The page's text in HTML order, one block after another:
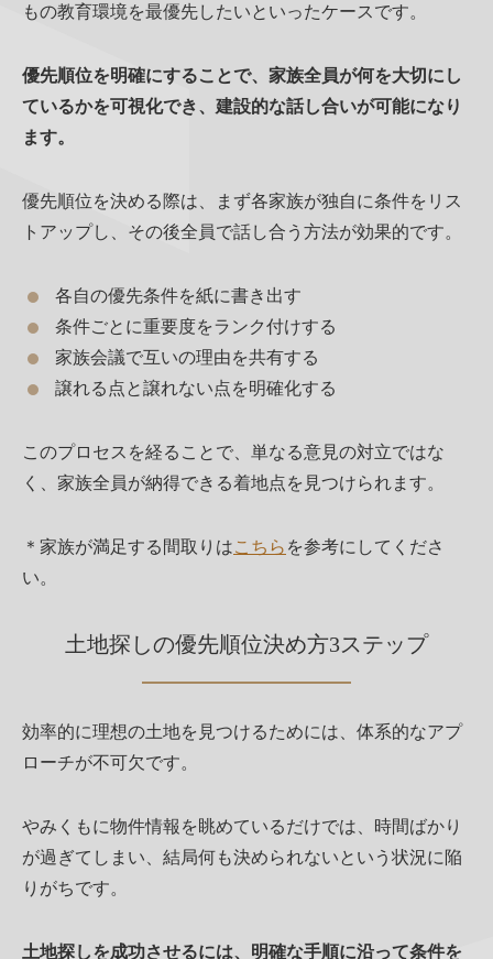
もの教育環境を最優先したいといったケースです。
優先順位を明確にすることで、家族全員が何を大切にし
ているかを可視化でき、建設的な話し合いが可能になり
ます。
優先順位を決める際は、まず各家族が独自に条件をリス
トアップし、その後全員で話し合う方法が効果的です。
各自の優先条件を紙に書き出す
条件ごとに重要度をランク付けする
家族会議で互いの理由を共有する
譲れる点と譲れない点を明確化する
このプロセスを経ることで、単なる意見の対立ではな
く、家族全員が納得できる着地点を見つけられます。
＊家族が満足する間取りはこちら を参考にしてくださ
い。
土地探しの優先順位決め方3ステップ
効率的に理想の土地を見つけるためには、体系的なアプ
ローチが不可欠です。
やみくもに物件情報を眺めているだけでは、時間ばかり
が過ぎてしまい、結局何も決められないという状況に陥
りがちです。
土地探しを成功させるには、明確な手順に沿って条件を